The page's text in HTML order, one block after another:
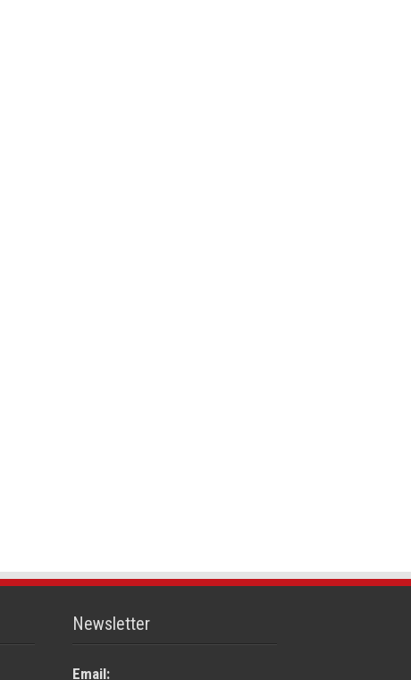
Newsletter
Email: